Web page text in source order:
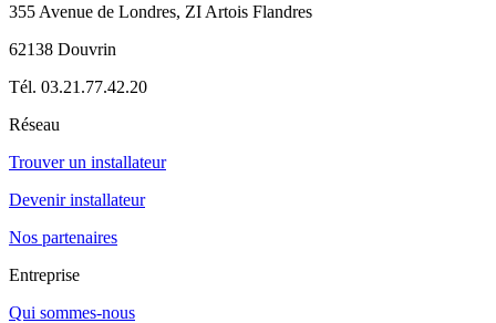
355 Avenue de Londres, ZI Artois Flandres
62138 Douvrin
Tél. 03.21.77.42.20
Réseau
Trouver un installateur
Devenir installateur
Nos partenaires
Entreprise
Qui sommes-nous